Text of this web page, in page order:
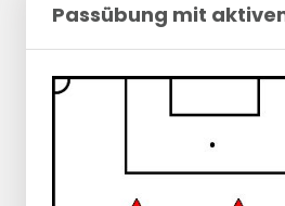
Passübung mit